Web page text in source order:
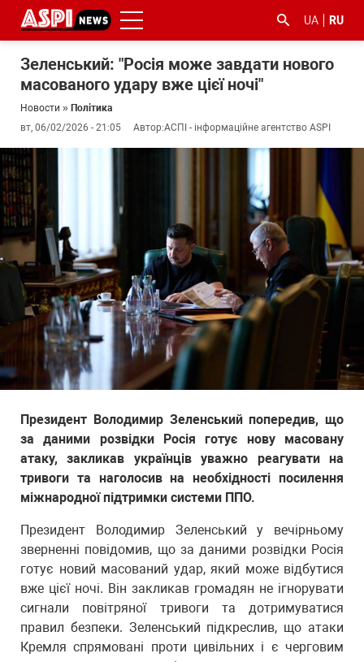
UA RU
Зеленський: "Росія може завдати нового
масованого удару вже цієї ночі"
Новости » Політика
вт, 06/02/2026 - 21:05
Автор:АСПІ - інформаційне агентство ASPI
Президент Володимир Зеленський попередив, що
за даними розвідки Росія готує нову масовану
атаку, закликав українців уважно реагувати на
тривоги та наголосив на необхідності посилення
міжнародної підтримки системи ППО.
Президент Володимир Зеленський у вечірньому
зверненні повідомив, що за даними розвідки Росія
готує новий масований удар, який може відбутися
вже цієї ночі. Він закликав громадян не ігнорувати
сигнали повітряної тривоги та дотримуватися
правил безпеки. Зеленський підкреслив, що атаки
Кремля спрямовані проти цивільних і є черговим
#ООС
корупцією
#коронавірус